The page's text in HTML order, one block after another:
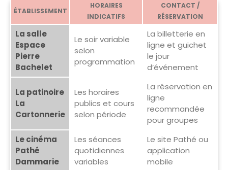
ÉTABLISSEMENT
HORAIRES
INDICATIFS
CONTACT /
RÉSERVATION
La salle
Espace
Pierre
Bachelet
Le soir variable
selon
programmation
La billetterie en
ligne et guichet
le jour
d’événement
La patinoire
La
Cartonnerie
Les horaires
publics et cours
selon période
La réservation en
ligne
recommandée
pour groupes
Le cinéma
Pathé
Dammarie
Les séances
quotidiennes
variables
Le site Pathé ou
application
mobile